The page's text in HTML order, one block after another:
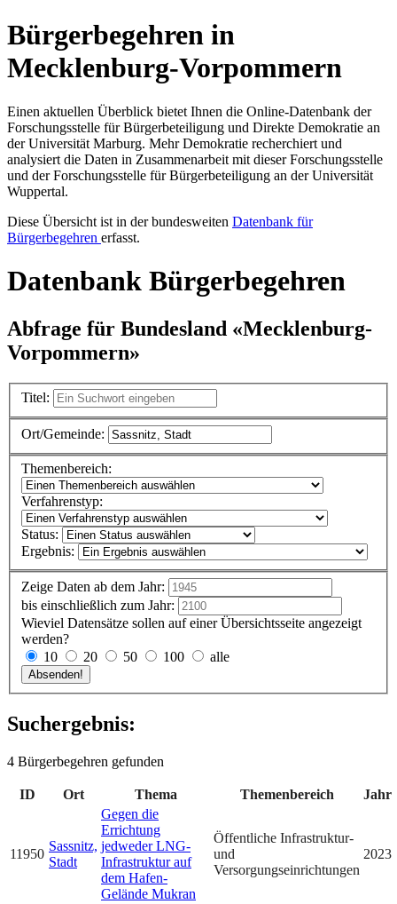
Bürgerbegehren in
Mecklenburg-Vorpommern
Einen aktuellen Überblick bietet Ihnen die Online-Datenbank der
Forschungsstelle für Bürgerbeteiligung und Direkte Demokratie an
der Universität Marburg. Mehr Demokratie recherchiert und
analysiert die Daten in Zusammenarbeit mit dieser Forschungsstelle
und der Forschungsstelle für Bürgerbeteiligung an der Universität
Wuppertal.
Diese Übersicht ist in der bundesweiten Datenbank für
Bürgerbegehren erfasst.
Datenbank Bürgerbegehren
Abfrage für Bundesland «Mecklenburg-
Vorpommern»
Titel:
Ort/Gemeinde:
Themenbereich:
Verfahrenstyp:
Status:
Ergebnis:
Zeige Daten ab dem Jahr:
bis einschließlich zum Jahr:
Wieviel Datensätze sollen auf einer Übersichtsseite angezeigt
werden?
10
20 50 100 alle
Suchergebnis:
4 Bürgerbegehren gefunden
ID Ort Thema Themenbereich Jahr
11950
Sassnitz,
Stadt
Gegen die
Errichtung
jedweder LNG-
Infrastruktur auf
dem Hafen-
Gelände Mukran
Öffentliche Infrastruktur-
und
Versorgungseinrichtungen
2023